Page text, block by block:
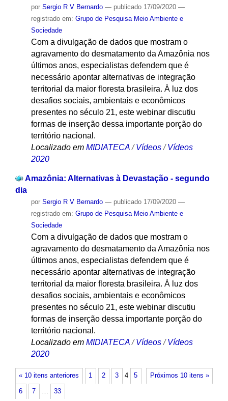
por Sergio R V Bernardo — publicado17/09/2020 —
registrado em: Grupo de Pesquisa Meio Ambiente e
Sociedade
Com a divulgação de dados que mostram o
agravamento do desmatamento da Amazônia nos
últimos anos, especialistas defendem que é
necessário apontar alternativas de integração
territorial da maior floresta brasileira. À luz dos
desafios sociais, ambientais e econômicos
presentes no século 21, este webinar discutiu
formas de inserção dessa importante porção do
território nacional.
Localizado em MIDIATECA /Vídeos /Vídeos
2020
Amazônia: Alternativas à Devastação - segundo
dia
por Sergio R V Bernardo — publicado17/09/2020 —
registrado em: Grupo de Pesquisa Meio Ambiente e
Sociedade
Com a divulgação de dados que mostram o
agravamento do desmatamento da Amazônia nos
últimos anos, especialistas defendem que é
necessário apontar alternativas de integração
territorial da maior floresta brasileira. À luz dos
desafios sociais, ambientais e econômicos
presentes no século 21, este webinar discutiu
formas de inserção dessa importante porção do
território nacional.
Localizado em MIDIATECA /Vídeos /Vídeos
2020
« 10 itens anteriores Próximos 10 itens »
1 2 3 4 5
6 7 … 33